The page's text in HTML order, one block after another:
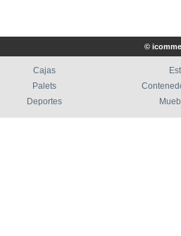
©
Cajas
Palets
Deportes